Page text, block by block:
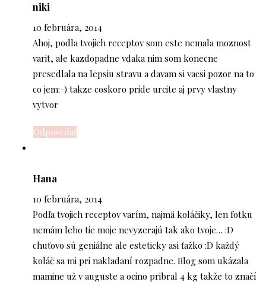
niki
10 februára, 2014
Ahoj, podla tvojich receptov som este nemala moznost
varit, ale kazdopadne vdaka nim som konecne
presedlala na lepsiu stravu a davam si vacsi pozor na to
co jem:-) takze coskoro pride urcite aj prvy vlastny
vytvor
Odpovedať
Hana
10 februára, 2014
Podľa tvojich receptov varím, najmä koláčiky, len fotku
nemám lebo tie moje nevyzerajú tak ako tvoje… :D
chuťovo sú geniálne ale esteticky asi ťažko :D každý
koláč sa mi pri nakladaní rozpadne. Blog som ukázala
mamine už v auguste a ocino pribral 4 kg takže to značí